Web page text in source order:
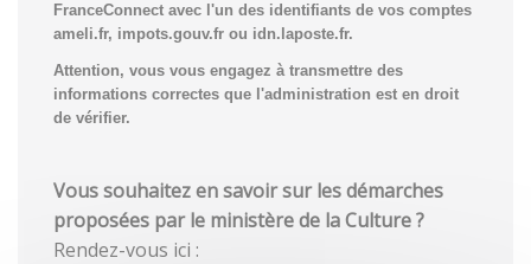
FranceConnect avec l'un des identifiants de vos comptes
ameli.fr, impots.gouv.fr ou idn.laposte.fr.
Attention, vous vous engagez à transmettre des
informations correctes que l'administration est en droit
de vérifier.
Vous souhaitez en savoir sur les démarches
proposées par le ministère de la Culture ?
Rendez-vous ici :